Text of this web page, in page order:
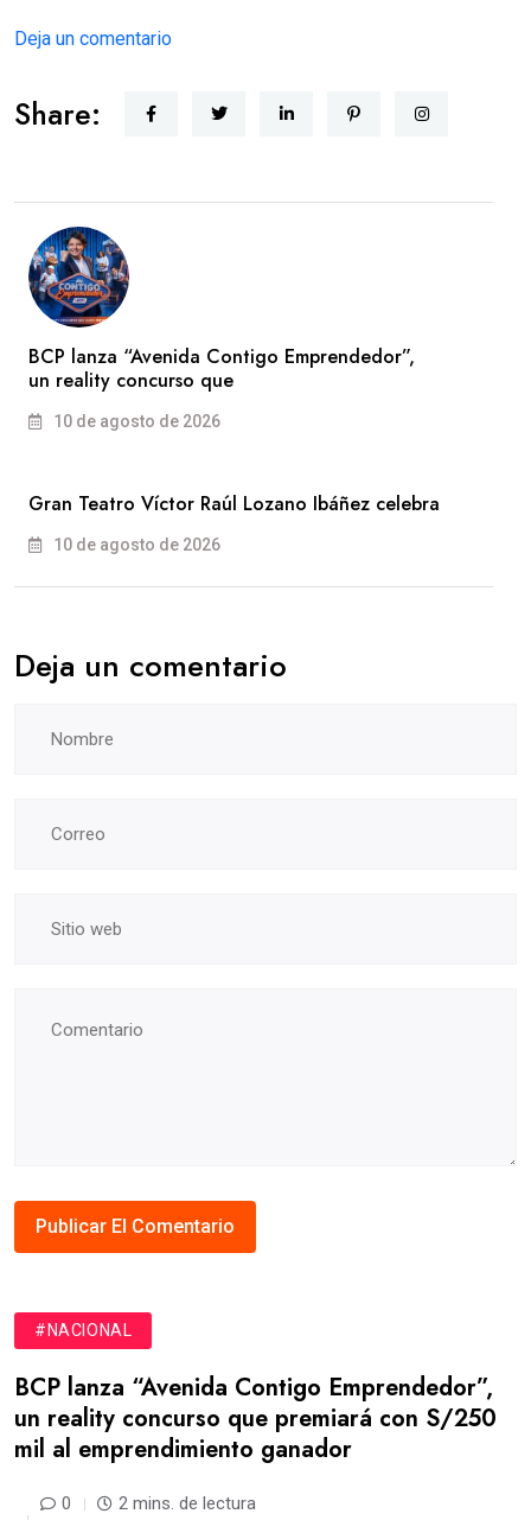
Deja un comentario
Share:
BCP lanza “Avenida Contigo Emprendedor”,
un reality concurso que
10 de agosto de 2026
Gran Teatro Víctor Raúl Lozano Ibáñez celebra
10 de agosto de 2026
Deja un comentario
#NACIONAL
BCP lanza “Avenida Contigo Emprendedor”,
un reality concurso que premiará con S/250
mil al emprendimiento ganador
0 2 mins. de lectura